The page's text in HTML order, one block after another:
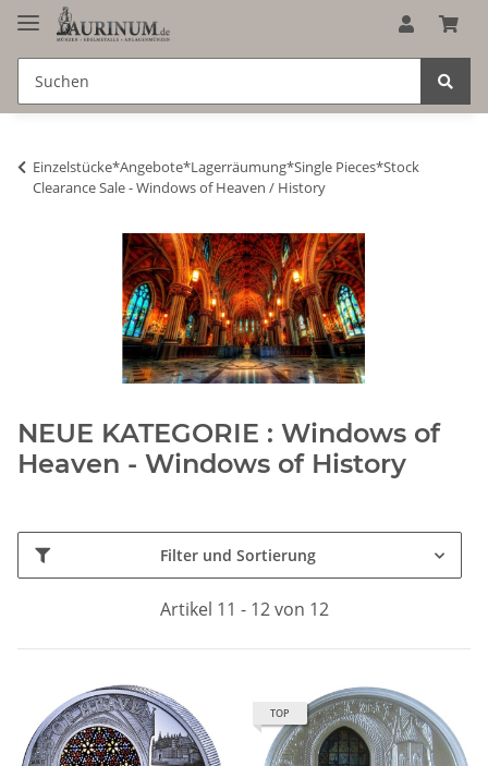
Einzelstücke*Angebote*Lagerräumung*Single Pieces*Stock
Clearance Sale - Windows of Heaven / History
NEUE KATEGORIE : Windows of
Heaven - Windows of History
Filter und Sortierung
Artikel 11 - 12 von 12
TOP